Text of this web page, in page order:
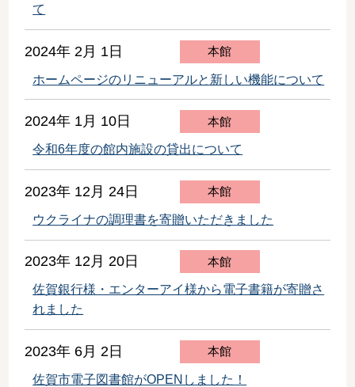
て
2024年 2月 1日 本館
ホームページのリニューアルと新しい機能について
2024年 1月 10日 本館
令和6年度の館内施設の貸出について
2023年 12月 24日 本館
ウクライナの調理書を寄贈いただきました
2023年 12月 20日 本館
佐賀銀行様・エンターアイ様から電子書籍が寄贈さ
れました
2023年 6月 2日 本館
佐賀市電子図書館がOPENしました！